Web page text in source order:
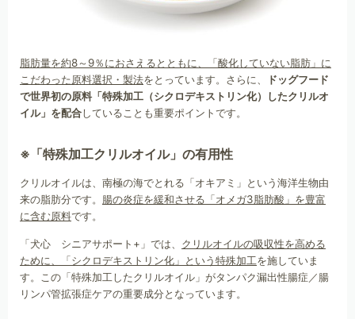
脂肪量を約8～9％におさえるとともに、「酸化していない脂肪」に
こだわった原料選択・製法をとっています。さらに、
ドッグフード
で世界初の原料「特殊加工（シクロデキストリン化）したクリルオ
イル」を配合していることも重要ポイントです。
※「特殊加工クリルオイル」の有用性
クリルオイルは、南極の海でとれる「オキアミ」という海洋生物由
来の脂肪分です。 腸の炎症を緩和させる「オメガ3脂肪酸」を豊富
に含む原料です。
「犬心 シニアサポート+」では、 クリルオイルの吸収性を高める
ために、「シクロデキストリン化」という特殊加工を施していま
す。この「特殊加工したクリルオイル」がタンパク漏出性腸症／腸
リンパ管拡張症ケアの重要成分となっています。